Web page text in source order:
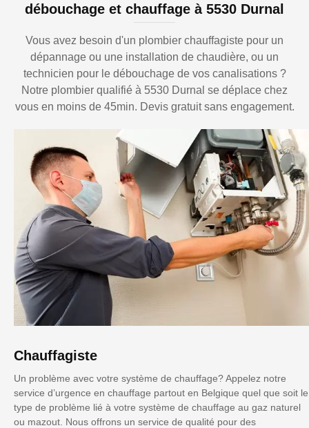
débouchage et chauffage à 5530 Durnal
Vous avez besoin d'un plombier chauffagiste pour un
dépannage ou une installation de chaudière, ou un
technicien pour le débouchage de vos canalisations ?
Notre plombier qualifié à 5530 Durnal se déplace chez
vous en moins de 45min. Devis gratuit sans engagement.
Chauffagiste
Un problème avec votre système de chauffage? Appelez notre
service d’urgence en chauffage partout en Belgique quel que soit le
type de problème lié à votre système de chauffage au gaz naturel
ou mazout. Nous offrons un service de qualité pour des